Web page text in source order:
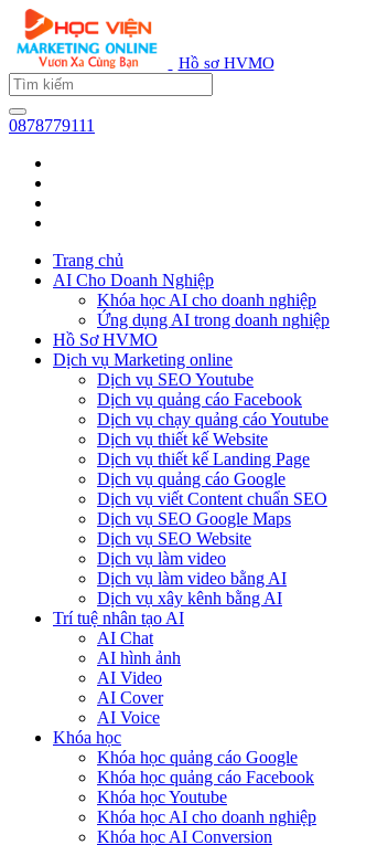
Hồ sơ HVMO
0878779111
Trang chủ
AI Cho Doanh Nghiệp
Khóa học AI cho doanh nghiệp
Ứng dụng AI trong doanh nghiệp
Hồ Sơ HVMO
Dịch vụ Marketing online
Dịch vụ SEO Youtube
Dịch vụ quảng cáo Facebook
Dịch vụ chạy quảng cáo Youtube
Dịch vụ thiết kế Website
Dịch vụ thiết kế Landing Page
Dịch vụ quảng cáo Google
Dịch vụ viết Content chuẩn SEO
Dịch vụ SEO Google Maps
Dịch vụ SEO Website
Dịch vụ làm video
Dịch vụ làm video bằng AI
Dịch vụ xây kênh bằng AI
Trí tuệ nhân tạo AI
AI Chat
AI hình ảnh
AI Video
AI Cover
AI Voice
Khóa học
Khóa học quảng cáo Google
Khóa học quảng cáo Facebook
Khóa học Youtube
Khóa học AI cho doanh nghiệp
Khóa học AI Conversion